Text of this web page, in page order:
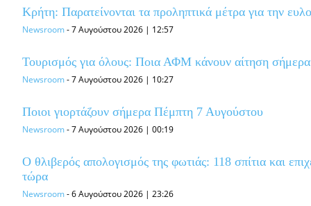
Κρήτη: Παρατείνονται τα προληπτικά μέτρα για την
Newsroom-7 Αυγούστου 2026 | 12:57
Τουρισμός για όλους: Ποια ΑΦΜ κάνουν αίτηση
Newsroom-7 Αυγούστου 2026 | 10:27
Ποιοι γιορτάζουν σήμερα Πέμπτη 7 Αυγούστου
Newsroom-7 Αυγούστου 2026 | 00:19
Ο θλιβερός απολογισμός της φωτιάς: 118 σπίτια και
τώρα
Newsroom-6 Αυγούστου 2026 | 23:26